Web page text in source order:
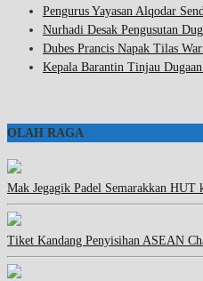
Pengurus Yayasan Alqodar
Nurhadi Desak Pengusutan
Dubes Prancis Napak Tilas
Kepala Barantin Tinjau
OLAH RAGA
Mak Jegagik Padel Semarakkan HUT
Tiket Kandang Penyisihan ASEAN